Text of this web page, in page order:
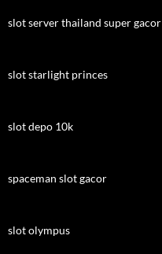
slot server thailand super gacor
slot starlight princes
slot depo 10k
spaceman slot gacor
slot olympus